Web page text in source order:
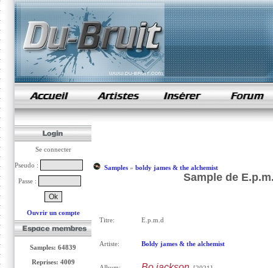
samples de rap
Se connecter
Pseudo :
Passe :
Ouvrir un compte
Samples: 64839
Reprises: 4009
Samples» boldy james & the alchemist
Sample de
Titre: E.p.m.d
Artiste: Boldy james & the alchemist